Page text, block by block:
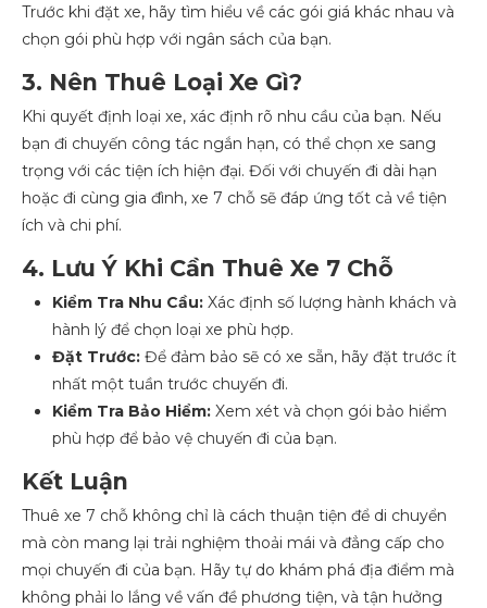
Trước khi đặt xe, hãy tìm hiểu về các gói giá khác nhau và
chọn gói phù hợp với ngân sách của bạn.
3. Nên Thuê Loại Xe Gì?
Khi quyết định loại xe, xác định rõ nhu cầu của bạn. Nếu
bạn đi chuyến công tác ngắn hạn, có thể chọn xe sang
trọng với các tiện ích hiện đại. Đối với chuyến đi dài hạn
hoặc đi cùng gia đình, xe 7 chỗ sẽ đáp ứng tốt cả về tiện
ích và chi phí.
4. Lưu Ý Khi Cần Thuê Xe 7 Chỗ
Kiểm Tra Nhu Cầu: Xác định số lượng hành khách và
hành lý để chọn loại xe phù hợp.
Đặt Trước: Để đảm bảo sẽ có xe sẵn, hãy đặt trước ít
nhất một tuần trước chuyến đi.
Kiểm Tra Bảo Hiểm: Xem xét và chọn gói bảo hiểm
phù hợp để bảo vệ chuyến đi của bạn.
Kết Luận
Thuê xe 7 chỗ không chỉ là cách thuận tiện để di chuyển
mà còn mang lại trải nghiệm thoải mái và đẳng cấp cho
mọi chuyến đi của bạn. Hãy tự do khám phá địa điểm mà
không phải lo lắng về vấn đề phương tiện, và tận hưởng